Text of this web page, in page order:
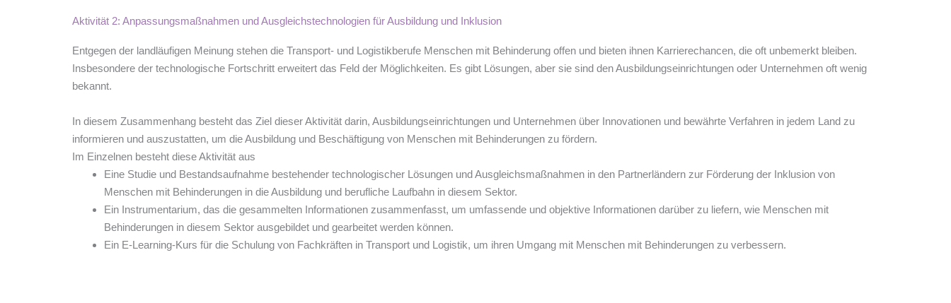
Aktivität 2: Anpassungsmaßnahmen und Ausgleichstechnologien für Ausbildung und Inklusion
Entgegen der landläufigen Meinung stehen die Transport- und Logistikberufe Menschen mit Behinderung offen und bieten ihnen Karrierechancen, die oft unbemerkt bleiben.
Insbesondere der technologische Fortschritt erweitert das Feld der Möglichkeiten. Es gibt Lösungen, aber sie sind den Ausbildungseinrichtungen oder Unternehmen oft wenig
bekannt.
In diesem Zusammenhang besteht das Ziel dieser Aktivität darin, Ausbildungseinrichtungen und Unternehmen über Innovationen und bewährte Verfahren in jedem Land zu
informieren und auszustatten, um die Ausbildung und Beschäftigung von Menschen mit Behinderungen zu fördern.
Im Einzelnen besteht diese Aktivität aus
Eine Studie und Bestandsaufnahme bestehender technologischer Lösungen und Ausgleichsmaßnahmen in den Partnerländern zur Förderung der Inklusion von
Menschen mit Behinderungen in die Ausbildung und berufliche Laufbahn in diesem Sektor.
Ein Instrumentarium, das die gesammelten Informationen zusammenfasst, um umfassende und objektive Informationen darüber zu liefern, wie Menschen mit
Behinderungen in diesem Sektor ausgebildet und gearbeitet werden können.
Ein E-Learning-Kurs für die Schulung von Fachkräften in Transport und Logistik, um ihren Umgang mit Menschen mit Behinderungen zu verbessern.